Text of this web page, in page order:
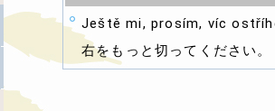
Ještě mi, prosím, víc
右をもっと切ってください。